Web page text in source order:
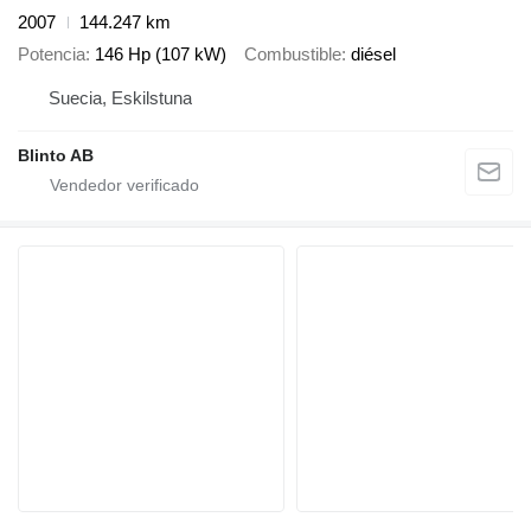
2007
144.247 km
Potencia 146 Hp (107 kW) Combustible diésel
Suecia, Eskilstuna
Blinto AB